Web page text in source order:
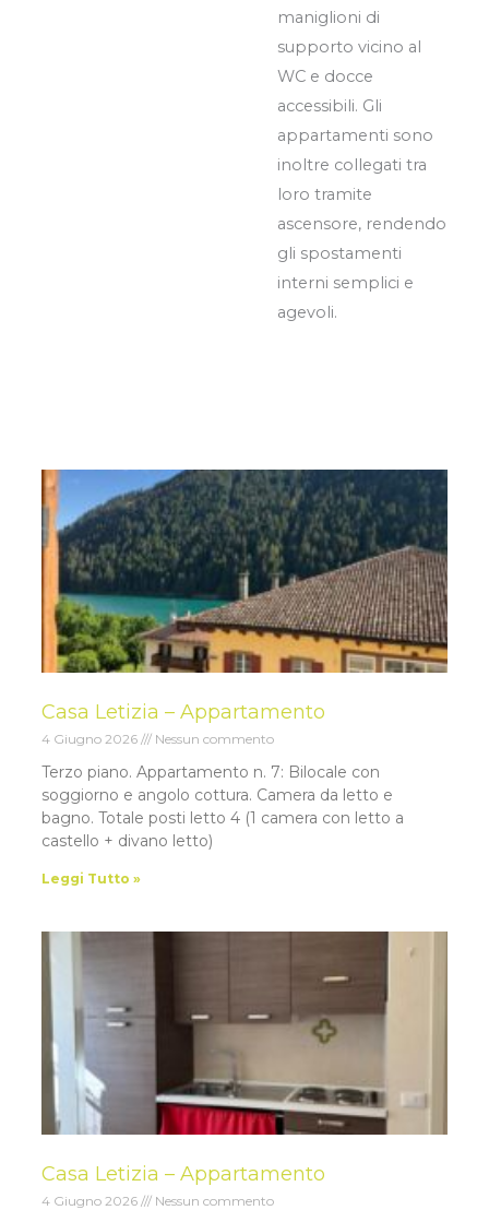
maniglioni di
supporto vicino al
WC e docce
accessibili. Gli
appartamenti sono
inoltre collegati tra
loro tramite
ascensore, rendendo
gli spostamenti
interni semplici e
agevoli.
Casa Letizia – Appartamento
4 Giugno 2026 Nessun commento
Terzo piano. Appartamento n. 7: Bilocale con
soggiorno e angolo cottura. Camera da letto e
bagno. Totale posti letto 4 (1 camera con letto a
castello + divano letto)
Leggi Tutto »
Casa Letizia – Appartamento
4 Giugno 2026 Nessun commento